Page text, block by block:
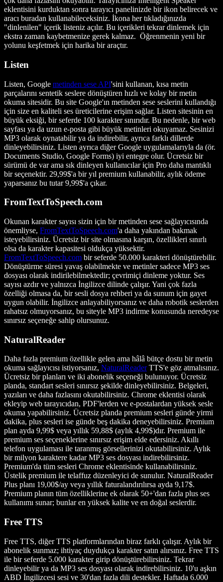
eklentisini kurduktan sonra tarayıcı panelinizde bir ikon belirecek ve
aracı buradan kullanabileceksiniz. İkona her tıkladığınızda
"dinlenilen" içerik listeniz açılır. Bu içerikleri tekrar dinlemek için
ekstra zaman kaybetmenize gerek kalmaz. Öğrenmenin yeni bir
yolunu keşfetmek için harika bir araçtır.
Listen
Listen, Google metinden sese API'sini kullanan, kısa metin
parçalarını sentetik seslere dönüştüren hızlı ve kolay bir metin
okuma sitesidir. Bu site Google'ın metinden sese seslerini kullandığı
için size en kaliteli ses üreticilerine erişim sağlar. Listen sitesinin en
büyük eksiği, bir seferde 100 karakter sınırıdır. Bu nedenle, bir web
sayfası ya da uzun e-posta gibi büyük metinleri okuyamaz. Sesinizi
MP3 olarak oynatabilir ya da indirebilir, ayrıca farklı dillerde
dinleyebilirsiniz. Listen ayrıca diğer Google uygulamalarıyla da (ör.
Documents Studio, Google Forms) iyi entegre olur. Ücretsiz bir
sürümü de var ama sık dinleyen kullanıcılar için Pro daha mantıklı
bir seçenektir. 29,99$'a bir yıl premium kullanabilir, aylık ödeme
yaparsanız bu tutar 9,99$'a çıkar.
FromTextToSpeech.com
Okunan karakter sayısı sizin için bir metinden sese sağlayıcısında
önemliyse, FromTextToSpeech.com'a daha yakından bakmak
isteyebilirsiniz. Ücretsiz bir site olmasına karşın, özellikleri sınırlı
olsa da karakter kapasitesi oldukça yüksektir.
FromTextToSpeech.com bir seferde 50.000 karakteri dönüştürebilir.
Dönüştürme süresi yavaş olabilmekte ve metinler sadece MP3 ses
dosyası olarak indirilebilmektedir; çevrimiçi dinleme yoktur. Ses
sayısı azdır ve yalnızca İngilizce dilinde çalışır. Yani çok fazla
özelliği olmasa da, bir sesli dosya rehberi ya da sunum için gayet
uygun olabilir. İngilizce anlayabiliyorsanız ve daha robotik seslerden
rahatsız olmuyorsanız, bu siteyle MP3 indirme konusunda neredeyse
sınırsız seçeneğe sahip olursunuz.
NaturalReader
Daha fazla premium özellikle gelen ama hâlâ bütçe dostu bir metin
okuma sağlayıcısı istiyorsanız, NaturalReaderTTS'e göz atmalısınız.
Ücretsiz bir planları ve iki abonelik seçeneği bulunuyor. Ücretsiz
planda, standart sesleri sınırsız şekilde dinleyebilirsiniz. Belgeleri,
yazıları ve daha fazlasını okutabilirsiniz. Chrome eklentisi olarak
ekleyip web tarayıcıdan, PDF'lerden ve e-postalardan yüksek sesle
okuma yapabilirsiniz. Ücretsiz planda premium sesleri günde yirmi
dakika, plus sesleri ise günde beş dakika deneyebilirsiniz. Premium
plan ayda 9,99$ veya yıllık 59,88$ (aylık 4,99$)dır. Premium ile
premium ses seçeneklerine sınırsız erişim elde edersiniz. Akıllı
telefon uygulaması ile taranmış görsellerinizi okutabilirsiniz. Aylık
bir milyon karaktere kadar MP3 ses dosyası indirebilirsiniz.
Premium'da tüm sesleri Chrome eklentisinde kullanabilirsiniz.
Üstelik premium ile telaffuz düzenleyici de sunulur. NaturalReader
Plus planı 19,00$/ay veya yıllık faturalandırılırsa ayda 9,17$.
Premium planın tüm özelliklerine ek olarak 50+'dan fazla plus ses
kullanımı sunar; bunlar en yüksek kalite ve en doğal seslerdir.
Free TTS
Free TTS, diğer TTS platformlarından biraz farklı çalışır. Aylık bir
abonelik sunmaz; ihtiyaç duydukça karakter satın alırsınız. Free TTS
ile bir seferde 5.000 karakter girip dönüştürebilirsiniz. Tekrar
dinleyebilir ya da MP3 ses dosyası olarak indirebilirsiniz. 10'u aşkın
ABD İngilizcesi sesi ve 30'dan fazla dili destekler. Haftada 6.000